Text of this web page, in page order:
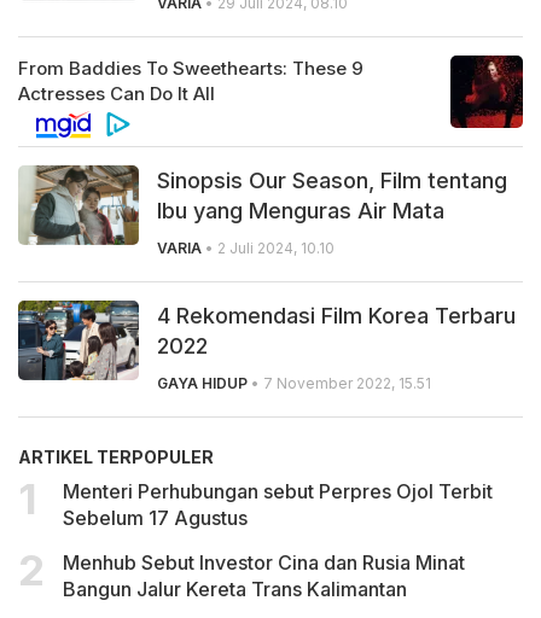
Sinopsis Our Season, Film tentang
Ibu yang Menguras Air Mata
VARIA • 2 Juli 2024, 10.10
4 Rekomendasi Film Korea Terbaru
2022
GAYA HIDUP • 7 November 2022, 15.51
ARTIKEL TERPOPULER
Menteri Perhubungan sebut Perpres Ojol Terbit
Sebelum 17 Agustus
Menhub Sebut Investor Cina dan Rusia Minat
Bangun Jalur Kereta Trans Kalimantan